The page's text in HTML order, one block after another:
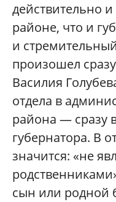
действительно
районе, что и
и
произошел
Василия
отдела в
района — сразу
губернатора. В
значится: «не
сын или родной